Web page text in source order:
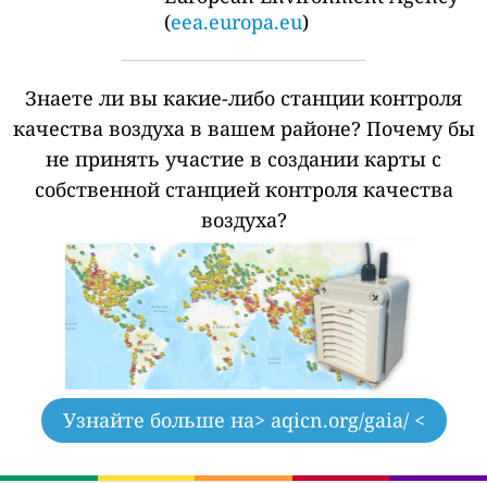
(eea.europa.eu)
Знаете ли вы какие-либо станции контроля
качества воздуха в вашем районе? Почему бы
не принять участие в создании карты с
собственной станцией контроля качества
воздуха?
Узнайте больше на> aqicn.org/gaia/ <